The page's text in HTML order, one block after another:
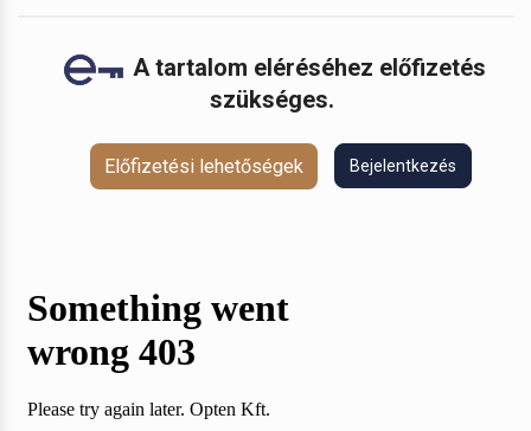
A tartalom eléréséhez előfizetés
szükséges.
Előfizetési lehetőségek Bejelentkezés